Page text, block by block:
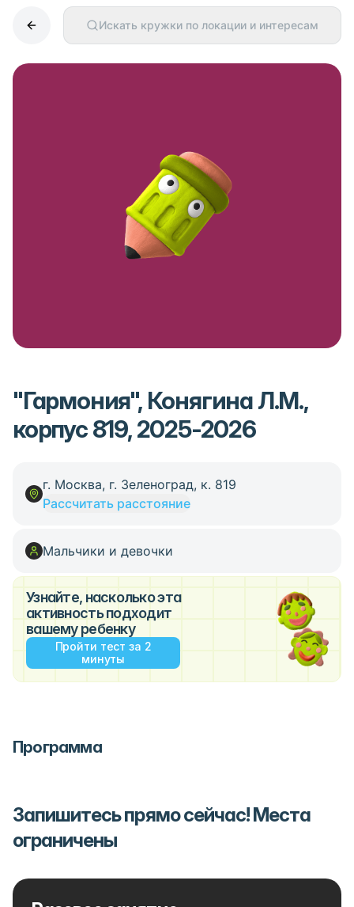
Искать кружки по локации и интересам
"Гармония", Конягина Л.М.,
корпус 819, 2025-2026
г. Москва, г. Зеленоград, к. 819
Рассчитать расстояние
Мальчики и девочки
Узнайте, насколько эта
активность подходит
вашему ребенку
Пройти тест за 2
минуты
Программа
Запишитесь прямо сейчас! Места
ограничены